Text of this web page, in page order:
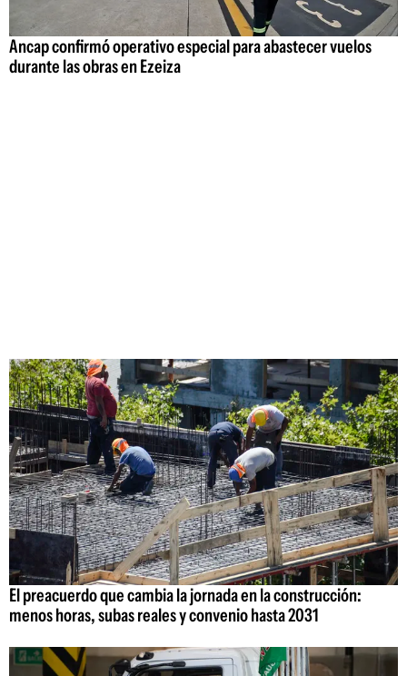
Ancap confirmó operativo especial para abastecer vuelos
durante las obras en Ezeiza
El preacuerdo que cambia la jornada en la construcción:
menos horas, subas reales y convenio hasta 2031